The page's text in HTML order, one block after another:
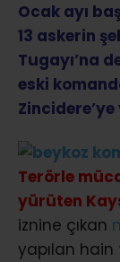
Ocak ayı
13 askerin
Tugayı’na
eski
Zincidere’ye
Terörle
yürüten
iznine çıkan
yapılan hain